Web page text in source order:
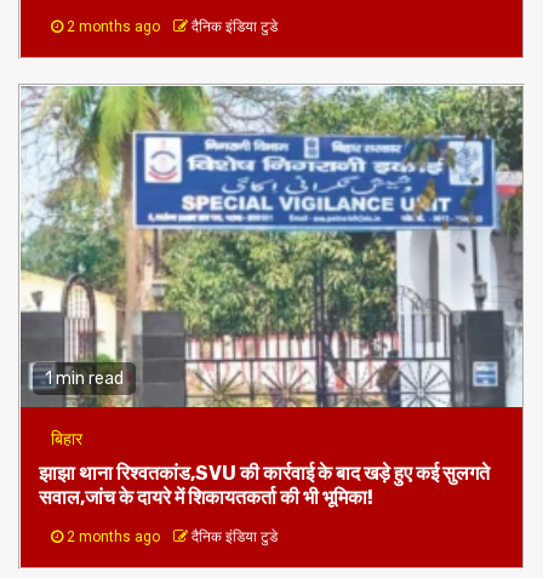
2 months ago दैनिक इंडिया टुडे
1 min read
बिहार
झाझा थाना रिश्वतकांड,SVU की कार्रवाई के बाद खड़े हुए कई सुलगते
सवाल,जांच के दायरे में शिकायतकर्ता की भी भूमिका!
2 months ago दैनिक इंडिया टुडे